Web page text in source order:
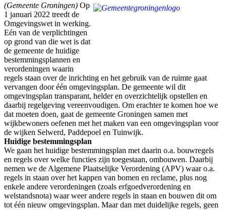
(Gemeente Groningen) Op
1 januari 2022 treedt de
Omgevingswet in werking.
Eén van de verplichtingen
op grond van die wet is dat
de gemeente de huidige
bestemmingsplannen en
verordeningen waarin
regels staan over de inrichting en het gebruik van de ruimte gaat
vervangen door één omgevingsplan. De gemeente wil dit
omgevingsplan transparant, helder en overzichtelijk opstellen en
daarbij regelgeving vereenvoudigen. Om erachter te komen hoe we
dat moeten doen, gaat de gemeente Groningen samen met
wijkbewoners oefenen met het maken van een omgevingsplan voor
de wijken Selwerd, Paddepoel en Tuinwijk.
Huidige bestemmingsplan
We gaan het huidige bestemmingsplan met daarin o.a. bouwregels
en regels over welke functies zijn toegestaan, ombouwen. Daarbij
nemen we de Algemene Plaatselijke Verordening (APV) waar o.a.
regels in staan over het kappen van bomen en reclame, plus nog
enkele andere verordeningen (zoals erfgoedverordening en
welstandsnota) waar weer andere regels in staan en bouwen dit om
tot één nieuw omgevingsplan. Maar dan met duidelijke regels, geen